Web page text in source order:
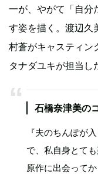
一が、やがて「自分
す姿を描く。渡辺久
村蒼がキャスティン
タナダユキが担当し
石橋奈津美の
『夫のちんぽが
で、私自身とても
原作に出会って